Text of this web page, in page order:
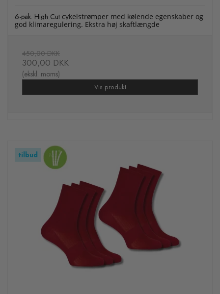
6-pak. High Cut cykelstrømper med kølende egenskaber og
god klimaregulering. Ekstra høj skaftlængde
450,00 DKK
300,00 DKK
(ekskl. moms)
Vis produkt
tilbud